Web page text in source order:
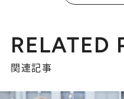
RELATED
関連記事